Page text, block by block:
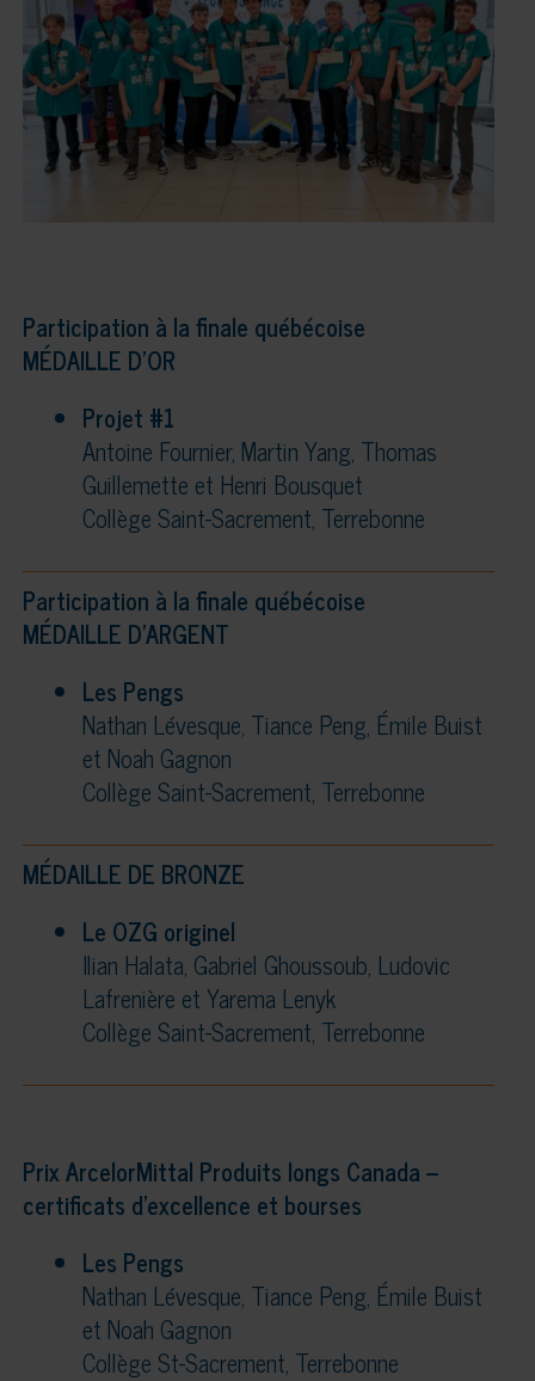
Participation à la finale québécoise
MÉDAILLE D’OR
Projet #1
Antoine Fournier, Martin Yang, Thomas
Guillemette et Henri Bousquet
Collège Saint-Sacrement, Terrebonne
Participation à la finale québécoise
MÉDAILLE D’ARGENT
Les Pengs
Nathan Lévesque, Tiance Peng, Émile Buist
et Noah Gagnon
Collège Saint-Sacrement, Terrebonne
MÉDAILLE DE BRONZE
Le OZG originel
Ilian Halata, Gabriel Ghoussoub, Ludovic
Lafrenière et Yarema Lenyk
Collège Saint-Sacrement, Terrebonne
Prix ArcelorMittal Produits longs Canada –
certificats d’excellence et bourses
Les Pengs
Nathan Lévesque, Tiance Peng, Émile Buist
et Noah Gagnon
Collège St-Sacrement, Terrebonne